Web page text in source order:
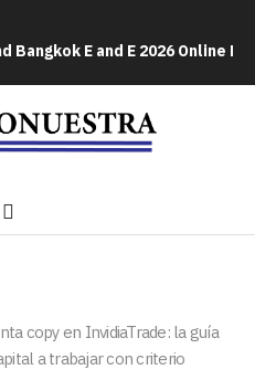
E and E 2026 Online Edition
copy en InvidiaTrade: la guía
a trabajar con criterio